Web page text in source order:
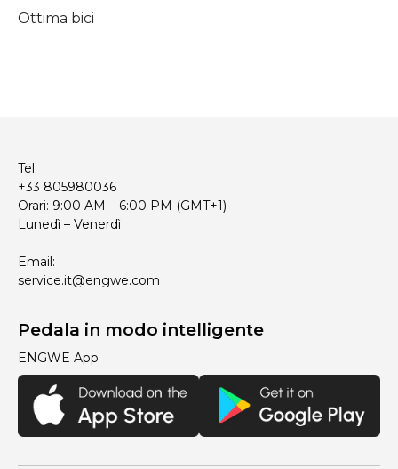
Ottima bici
Tel:
+33 805980036
Orari: 9:00 AM – 6:00 PM (GMT+1)
Lunedì – Venerdì
Email:
service.it@engwe.com
Pedala in modo intelligente
ENGWE App